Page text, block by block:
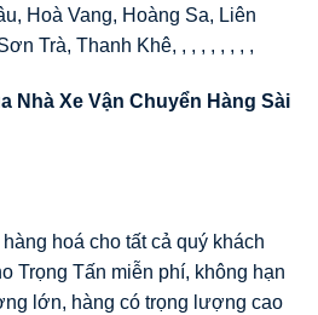
Hoà Vang, Hoàng Sa, Liên
Trà, Thanh Khê, , , , , , , , ,
Nhà Xe Vận Chuyển Hàng Sài
hoá cho tất cả quý khách
Trọng Tấn miễn phí, không hạn
lớn, hàng có trọng lượng cao